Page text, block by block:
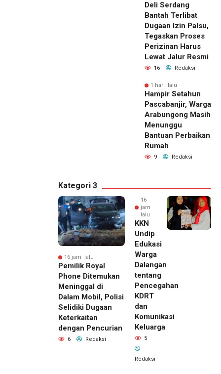
Deli Serdang
Bantah Terlibat
Dugaan Izin Palsu,
Tegaskan Proses
Perizinan Harus
Lewat Jalur Resmi
16 Redaksi
1 hari lalu
Hampir Setahun
Pascabanjir, Warga
Arabungong Masih
Menunggu
Bantuan Perbaikan
Rumah
9 Redaksi
Kategori 3
16 jam lalu
Pemilik Royal
Phone Ditemukan
Meninggal di
Dalam Mobil, Polisi
Selidiki Dugaan
Keterkaitan
dengan Pencurian
6 Redaksi
16
jam
lalu
KKN
Undip
Edukasi
Warga
Dalangan
tentang
Pencegahan
KDRT
dan
Komunikasi
Keluarga
5
Redaksi